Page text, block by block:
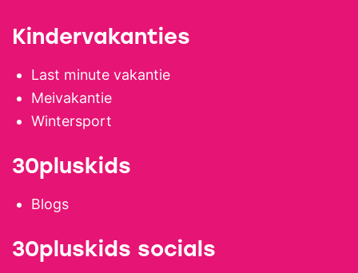
Kindervakanties
Last minute vakantie
Meivakantie
Wintersport
30pluskids
Blogs
30pluskids socials